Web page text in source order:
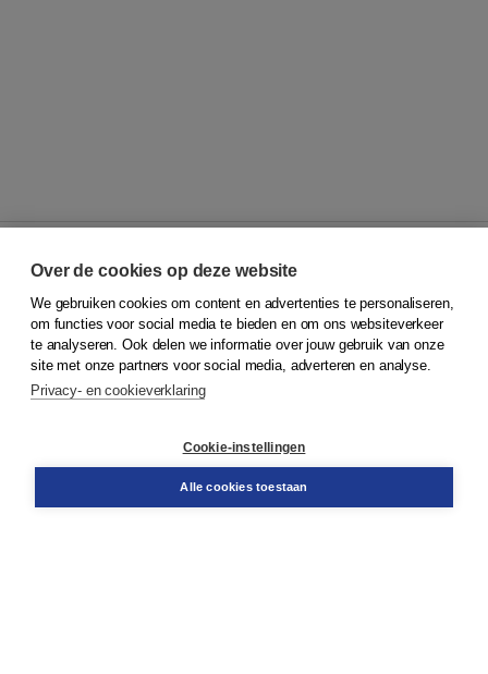
© 2026Koninklijke Boom uitgevers
Klantenservice
Service & informatie
Contact
Over de cookies op deze website
We gebruiken cookies om content en advertenties te personaliseren,
om functies voor social media te bieden en om ons websiteverkeer
te analyseren. Ook delen we informatie over jouw gebruik van onze
site met onze partners voor social media, adverteren en analyse.
Privacy- en cookieverklaring
Cookie-instellingen
Alle cookies toestaan